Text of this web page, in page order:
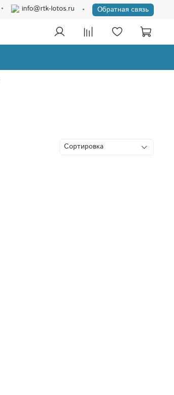
info@rtk-lotos.ru Обратная связь